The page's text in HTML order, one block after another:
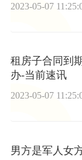
2023-05-07
租房子合同到
办-当前速讯
2023-05-07
男方是军人女